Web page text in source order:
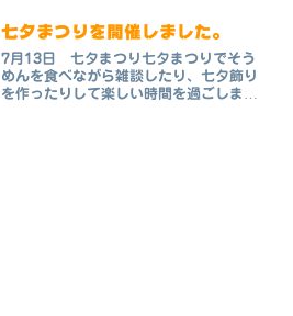
会場：日光市ひきこもり相談センターか
がやき（日光市今...
七夕まつりを開催しました。
7月13日 七夕まつり七夕まつりでそう
めんを食べながら雑談したり、七夕飾り
を作ったりして楽しい時間を過ごしまし